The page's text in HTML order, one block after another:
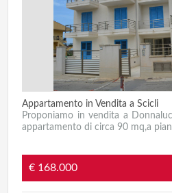
Appartamento in Vendita a Scicli
Proponiamo in vendita a
appartamento di circa 90 mq,a
€ 168.000